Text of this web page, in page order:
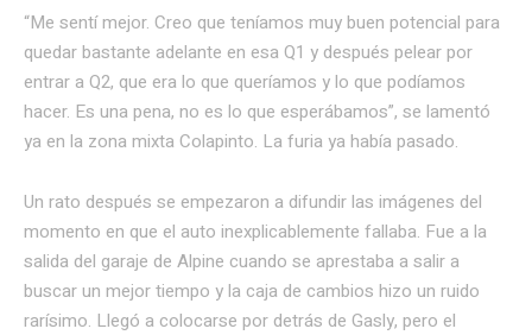
“Me sentí mejor. Creo que teníamos muy buen potencial para
quedar bastante adelante en esa Q1 y después pelear por
entrar a Q2, que era lo que queríamos y lo que podíamos
hacer. Es una pena, no es lo que esperábamos”, se lamentó
ya en la zona mixta Colapinto. La furia ya había pasado.
Un rato después se empezaron a difundir las imágenes del
momento en que el auto inexplicablemente fallaba. Fue a la
salida del garaje de Alpine cuando se aprestaba a salir a
buscar un mejor tiempo y la caja de cambios hizo un ruido
rarísimo. Llegó a colocarse por detrás de Gasly, pero el